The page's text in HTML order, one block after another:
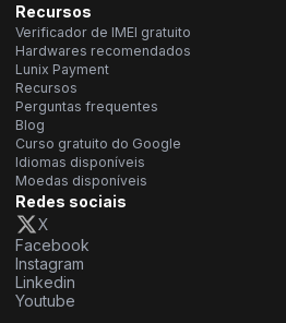
Recursos
Verificador de IMEI gratuito
Hardwares recomendados
Lunix Payment
Recursos
Perguntas frequentes
Blog
Curso gratuito do Google
Idiomas disponíveis
Moedas disponíveis
Redes sociais
X
Facebook
Instagram
Linkedin
Youtube